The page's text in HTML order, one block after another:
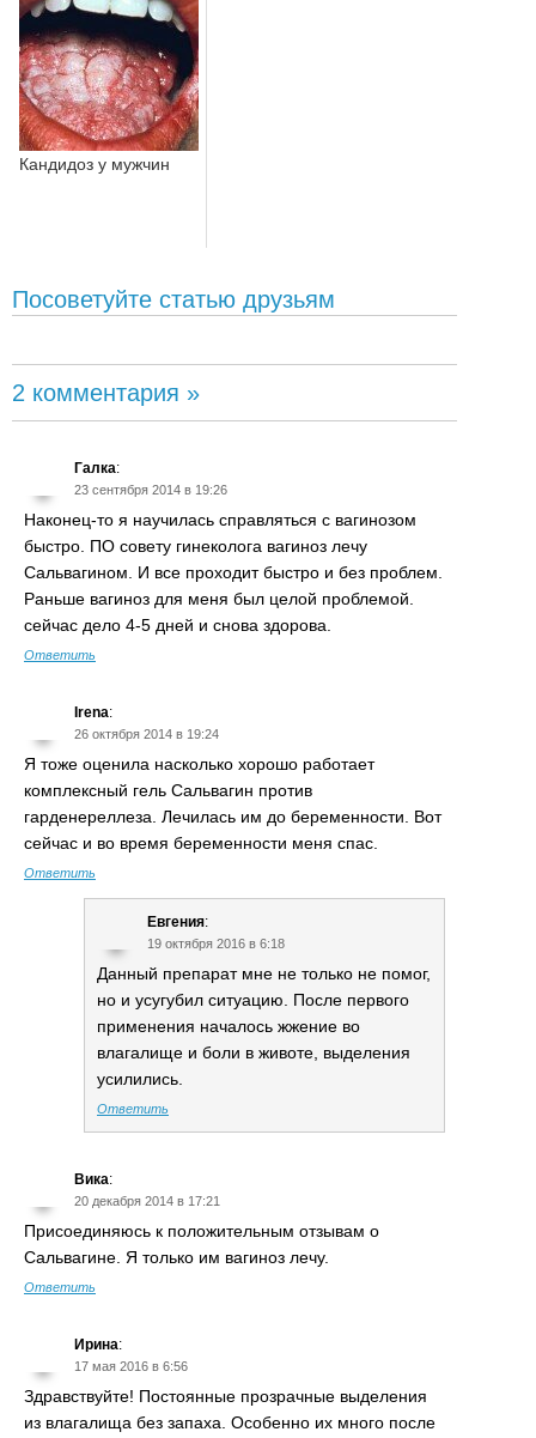
Кандидоз у мужчин
Посоветуйте статью друзьям
2 комментария »
Галка:
23 сентября 2014 в 19:26
Наконец-то я научилась справляться с вагинозом
быстро. ПО совету гинеколога вагиноз лечу
Сальвагином. И все проходит быстро и без проблем.
Раньше вагиноз для меня был целой проблемой.
сейчас дело 4-5 дней и снова здорова.
Ответить
Irena:
26 октября 2014 в 19:24
Я тоже оценила насколько хорошо работает
комплексный гель Сальвагин против
гарденереллеза. Лечилась им до беременности. Вот
сейчас и во время беременности меня спас.
Ответить
Евгения:
19 октября 2016 в 6:18
Данный препарат мне не только не помог,
но и усугубил ситуацию. После первого
применения началось жжение во
влагалище и боли в животе, выделения
усилились.
Ответить
Вика:
20 декабря 2014 в 17:21
Присоединяюсь к положительным отзывам о
Сальвагине. Я только им вагиноз лечу.
Ответить
Ирина:
17 мая 2016 в 6:56
Здравствуйте! Постоянные прозрачные выделения
из влагалища без запаха. Особенно их много после